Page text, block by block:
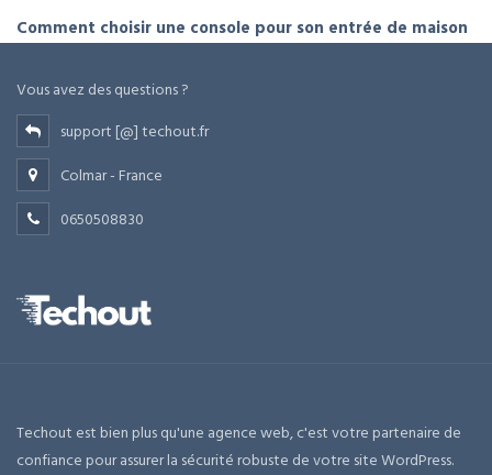
Comment choisir une console pour son entrée de maison
Vous avez des questions ?
support [@] techout.fr
Colmar - France
0650508830
Techout est bien plus qu'une agence web, c'est votre partenaire de
confiance pour assurer la sécurité robuste de votre site WordPress.